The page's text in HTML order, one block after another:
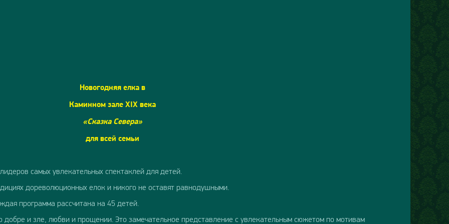
Новогодняя елка в
Каминном зале XIXвека
«Сказка Севера»
для всей семьи
самых увлекательных спектаклей для детей.
дореволюционных елок и никого не оставят равнодушными.
программа рассчитана на 45 детей.
добре и зле, любви и прощении. Это замечательное представление с увлекательным сюжетом по мотивам